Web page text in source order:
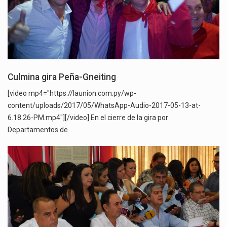
Culmina gira Peña-Gneiting
[video mp4="https://launion.com.py/wp-
content/uploads/2017/05/WhatsApp-Audio-2017-05-13-at-
6.18.26-PM.mp4"][/video] En el cierre de la gira por
Departamentos de…